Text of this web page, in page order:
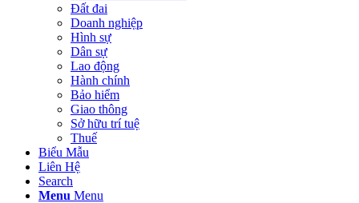
Đất đai
Doanh nghiệp
Hình sự
Dân sự
Lao động
Hành chính
Bảo hiểm
Giao thông
Sở hữu trí tuệ
Thuế
Biểu Mẫu
Liên Hệ
Search
Menu Menu